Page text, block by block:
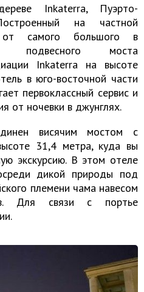
Inkaterra, Пуэрто-
на частной
от самого большого в
подвесного моста
Inkaterra на высоте
в юго-восточной части
первоклассный сервис и
от ночевки в джунглях.
висячим мостом с
31,4 метра, куда вы
экскурсию. В этом отеле
дикой природы под
племени чама навесом
Для связи с портье